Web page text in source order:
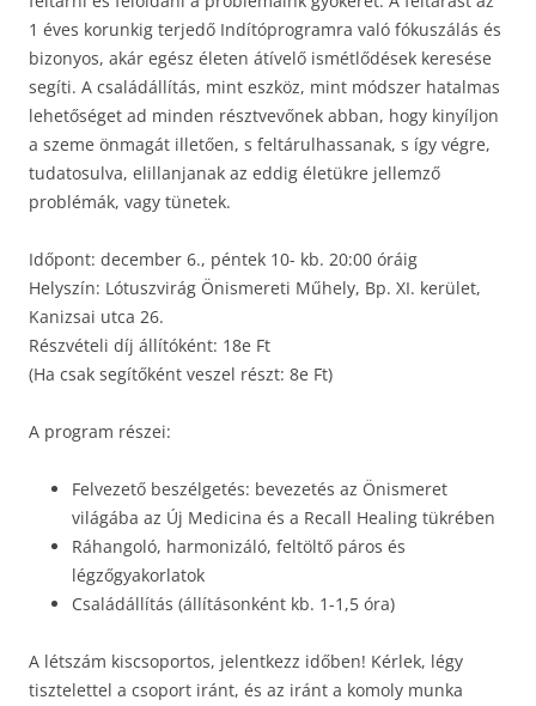
1 éves korunkig terjedő Indítóprogramra való fókuszálás és
bizonyos, akár egész életen átívelő ismétlődések keresése
segíti. A családállítás, mint eszköz, mint módszer hatalmas
lehetőséget ad minden résztvevőnek abban, hogy kinyíljon
a szeme önmagát illetően, s feltárulhassanak, s így végre,
tudatosulva, elillanjanak az eddig életükre jellemző
problémák, vagy tünetek.
Időpont: december 6., péntek 10- kb. 20:00 óráig
Helyszín: Lótuszvirág Önismereti Műhely, Bp. XI. kerület,
Kanizsai utca 26.
Részvételi díj állítóként: 18e Ft
(Ha csak segítőként veszel részt: 8e Ft)
A program részei:
Felvezető beszélgetés: bevezetés az Önismeret
világába az Új Medicina és a Recall Healing tükrében
Ráhangoló, harmonizáló, feltöltő páros és
légzőgyakorlatok
Családállítás (állításonként kb. 1-1,5 óra)
A létszám kiscsoportos, jelentkezz időben! Kérlek, légy
tisztelettel a csoport iránt, és az iránt a komoly munka